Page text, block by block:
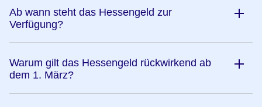
Ab wann steht das Hessengeld zur
Verfügung?
Warum gilt das Hessengeld rückwirkend ab
dem 1. März?